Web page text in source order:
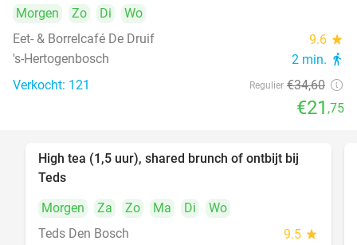
Morgen Zo Di
Wo
Eet- & Borrelcafé De Druif
9.6 star
's-Hertogenbosch 2 min. directions_walk
Verkocht: 121 Regulier €34,60
€21 ,75
35%
High tea (1,5 uur), shared brunch of ontbijt bij
Teds
Morgen
Za Zo Ma Di
Wo
Teds Den Bosch
9.5 star